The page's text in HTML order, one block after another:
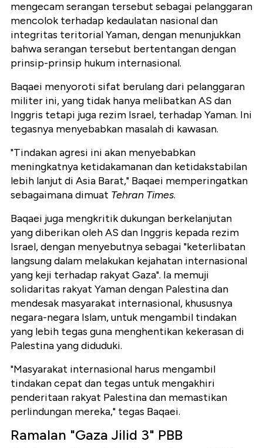
mengecam serangan tersebut sebagai pelanggaran
mencolok terhadap kedaulatan nasional dan
integritas teritorial Yaman, dengan menunjukkan
bahwa serangan tersebut bertentangan dengan
prinsip-prinsip hukum internasional.
Baqaei menyoroti sifat berulang dari pelanggaran
militer ini, yang tidak hanya melibatkan AS dan
Inggris tetapi juga rezim Israel, terhadap Yaman. Ini
tegasnya menyebabkan masalah di kawasan.
"Tindakan agresi ini akan menyebabkan
meningkatnya ketidakamanan dan ketidakstabilan
lebih lanjut di Asia Barat," Baqaei memperingatkan
sebagaimana dimuat Tehran Times.
Baqaei juga mengkritik dukungan berkelanjutan
yang diberikan oleh AS dan Inggris kepada rezim
Israel, dengan menyebutnya sebagai "keterlibatan
langsung dalam melakukan kejahatan internasional
yang keji terhadap rakyat Gaza". Ia memuji
solidaritas rakyat Yaman dengan Palestina dan
mendesak masyarakat internasional, khususnya
negara-negara Islam, untuk mengambil tindakan
yang lebih tegas guna menghentikan kekerasan di
Palestina yang diduduki.
"Masyarakat internasional harus mengambil
tindakan cepat dan tegas untuk mengakhiri
penderitaan rakyat Palestina dan memastikan
perlindungan mereka," tegas Baqaei.
Ramalan "Gaza Jilid 3" PBB